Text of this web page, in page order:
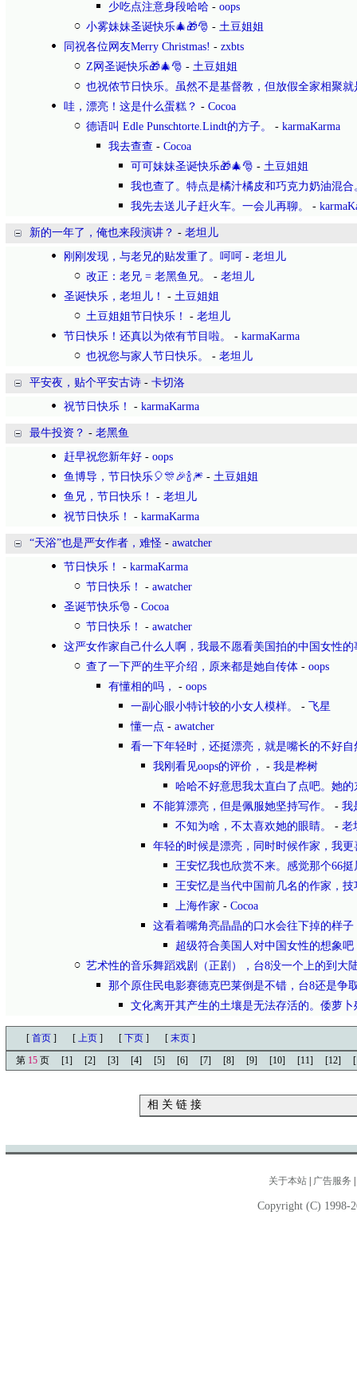
少吃点注意身段哈哈 - oops
小雾妹妹圣诞快乐🎄🎁🎅 - 土豆姐姐
同祝各位网友Merry Christmas! - zxbts
Z网圣诞快乐🎁🎄🎅 - 土豆姐姐
也祝侬节日快乐。虽然不是基督教，但放假全家相聚就
哇，漂亮！这是什么蛋糕？ - Cocoa
德语叫 Edle Punschtorte.Lindt的方子。
- karmaKarma
我去查查 - Cocoa
可可妹妹圣诞快乐🎁🎄🎅 - 土豆姐姐
我也查了。特点是橘汁橘皮和巧克力奶油混
我先去送儿子赶火车。一会儿再聊。
-
新的一年了，俺也来段演讲？ - 老坦儿
刚刚发现，与老兄的贴发重了。呵呵 - 老坦儿
改正：老兄 = 老黑鱼兄。
- 老坦儿
圣诞快乐，老坦儿！
- 土豆姐姐
土豆姐姐节日快乐！
- 老坦儿
节日快乐！还真以为侬有节目啦。
- karmaKarma
也祝您与家人节日快乐。
- 老坦儿
平安夜，贴个平安古诗 - 卡切洛
祝节日快乐！
- karmaKarma
最牛投资？ - 老黑鱼
赶早祝您新年好 - oops
鱼博导，节日快乐🎈🎊🎉🍾🎆 - 土豆姐姐
鱼兄，节日快乐！
- 老坦儿
祝节日快乐！
- karmaKarma
“天浴”也是严女作者，难怪 - awatcher
节日快乐！
- karmaKarma
节日快乐！
- awatcher
圣诞节快乐🎅 - Cocoa
节日快乐！
- awatcher
这严女作家自己什么人啊，我最不愿看美国拍的中国女性的
查了一下严的生平介绍，原来都是她自传体 - oops
有懂相的吗，
- oops
一副心眼小特计较的小女人模样。
-
飞星
懂一点 - awatcher
看一下年轻时，还挺漂亮，就是嘴长的不好
我刚看见oops的评价，
- 我是桦树
哈哈不好意思我太直白了点吧。她
不能算漂亮，但是佩服她坚持写作。
- 我
不知为啥，不太喜欢她的眼睛。
- 老
年轻的时候是漂亮，同时时候作家，我更
王安忆我也欣赏不来。感觉那个66
王安忆是当代中国前几名的作家，技
上海作家 - Cocoa
这看着嘴角亮晶晶的口水会往下掉的样子
超级符合美国人对中国女性的想象吧
艺术性的音乐舞蹈戏剧（正剧），台8没一个上的到大
那个原住民电影赛德克巴莱倒是不错，台8还是争
文化离开其产生的土壤是无法存活的。倭萝
[ 首页 ] [ 上页 ] [ 下页 ] [ 末页 ]
第 15 页 [1] [2] [3] [4] [5] [6] [7] [8] [9] [10] [11] [12]
相 关 链 接
关于本站 广告服务
Copyright (C) 1998-